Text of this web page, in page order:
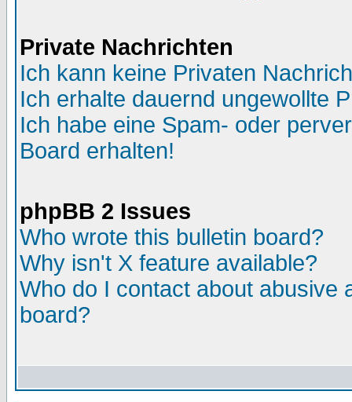
Private Nachrichten
Ich kann keine Privaten
Ich erhalte dauernd ungewollte
Ich habe eine Spam- oder
Board erhalten!
phpBB 2 Issues
Who wrote this bulletin board?
Why isn't X feature available?
Who do I contact about abusive
board?